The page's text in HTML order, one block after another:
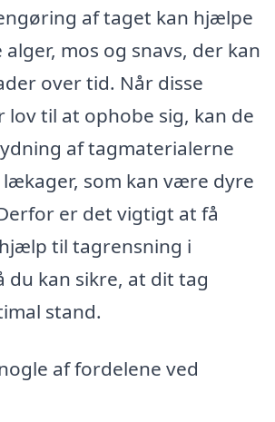
af taget kan hjælpe
mos og snavs, der kan
over tid. Når disse
lov til at ophobe sig, kan de
af tagmaterialerne
som kan være dyre
er det vigtigt at få
til tagrensning i
du kan sikre, at dit tag
stand.
af fordelene ved